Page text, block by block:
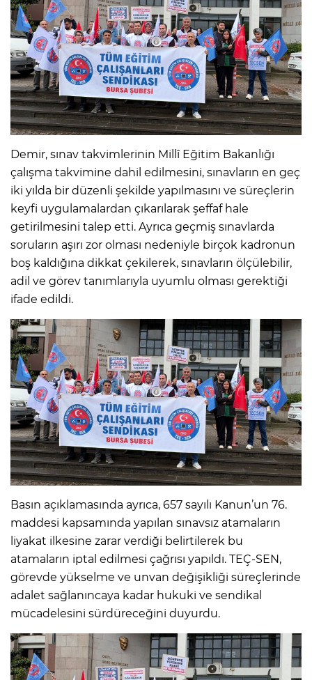
Demir, sınav takvimlerinin Millî Eğitim Bakanlığı
çalışma takvimine dahil edilmesini, sınavların en geç
iki yılda bir düzenli şekilde yapılmasını ve süreçlerin
keyfi uygulamalardan çıkarılarak şeffaf hale
getirilmesini talep etti. Ayrıca geçmiş sınavlarda
soruların aşırı zor olması nedeniyle birçok kadronun
boş kaldığına dikkat çekilerek, sınavların ölçülebilir,
adil ve görev tanımlarıyla uyumlu olması gerektiği
ifade edildi.
Basın açıklamasında ayrıca, 657 sayılı Kanun’un 76.
maddesi kapsamında yapılan sınavsız atamaların
liyakat ilkesine zarar verdiği belirtilerek bu
atamaların iptal edilmesi çağrısı yapıldı. TEÇ-SEN,
görevde yükselme ve unvan değişikliği süreçlerinde
adalet sağlanıncaya kadar hukuki ve sendikal
mücadelesini sürdüreceğini duyurdu.